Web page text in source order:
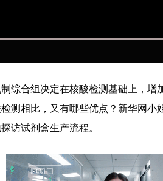
综合组决定在核酸检测基础上，增
测相比，又有哪些优点？新华网小
访试剂盒生产流程。